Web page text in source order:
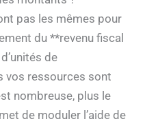
pas les mêmes pour
du **revenu fiscal
de
vos ressources sont
nombreuse, plus le
de moduler l’aide de